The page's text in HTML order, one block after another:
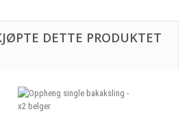
DETTE PRODUKTET